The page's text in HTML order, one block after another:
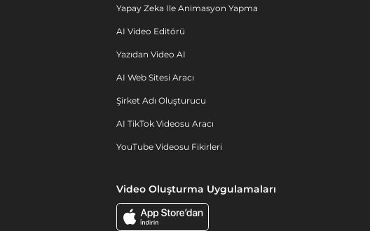
Yapay Zeka Ile Animasyon Yapma
AI Video Editörü
Yazıdan Video AI
AI Web Sitesi Aracı
Şirket Adı Oluşturucu
AI TikTok Videosu Aracı
YouTube Videosu Fikirleri
Video Oluşturma Uygulamaları